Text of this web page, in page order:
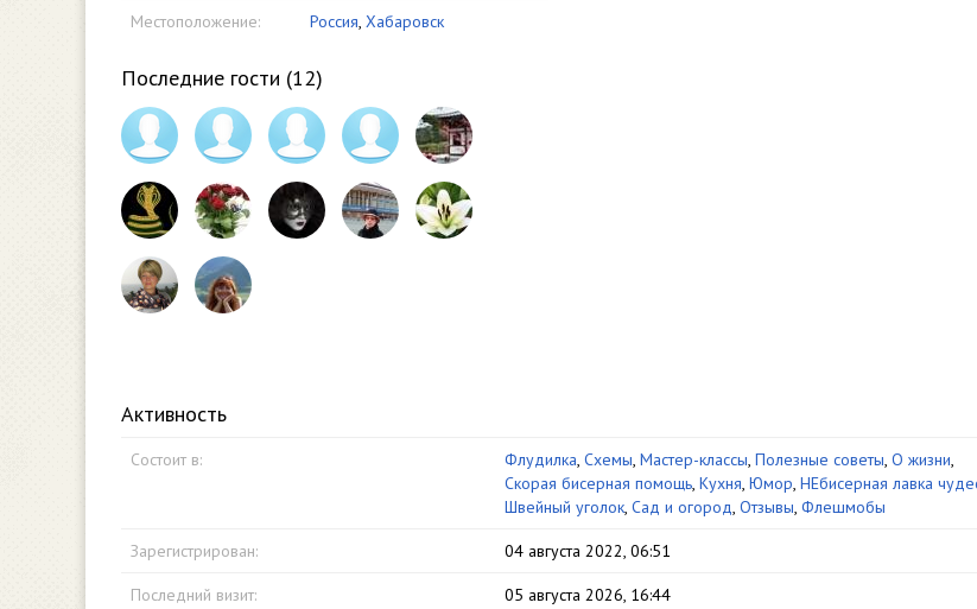
Местоположение: Россия, Хабаровск
Последние гости (12)
Активность
Состоит в: Флудилка, Схемы, Мастер-классы, Полезные советы, О жизни,
Скорая бисерная помощь, Кухня, Юмор, НЕбисерная лавка
Швейный уголок, Сад и огород, Отзывы, Флешмобы
Зарегистрирован: 04 августа 2022, 06:51
Последний визит: 05 августа 2026, 16:44